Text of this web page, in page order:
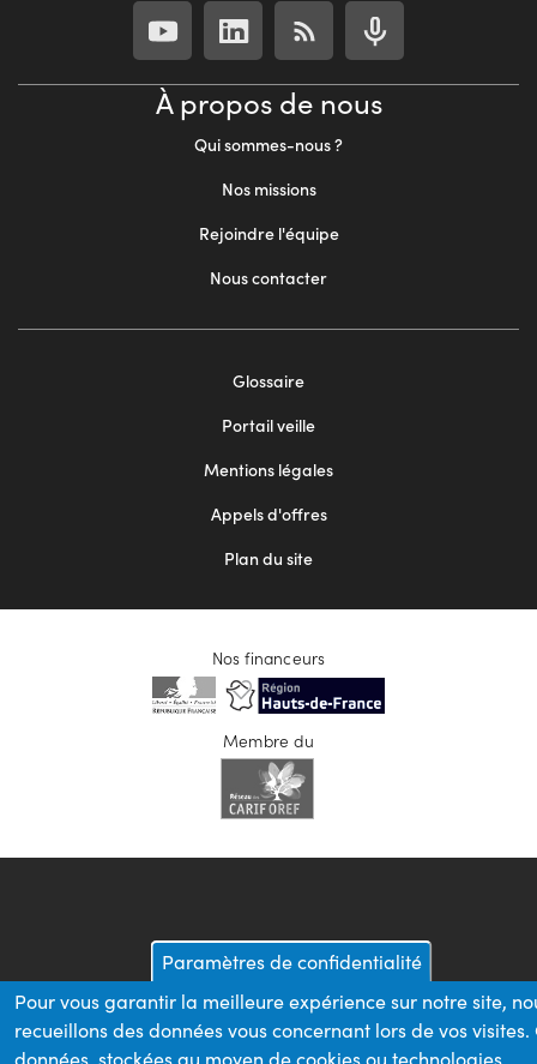
À propos de nous
Qui sommes-nous ?
Nos missions
Rejoindre l'équipe
Nous contacter
Glossaire
Portail veille
Mentions légales
Appels d'offres
Plan du site
Nos financeurs
Membre du
Paramètres de confidentialité
Pour vous garantir la meilleure expérience sur notre site,
recueillons des données vous concernant lors de vos visites.
données, stockées au moyen de cookies ou technologies